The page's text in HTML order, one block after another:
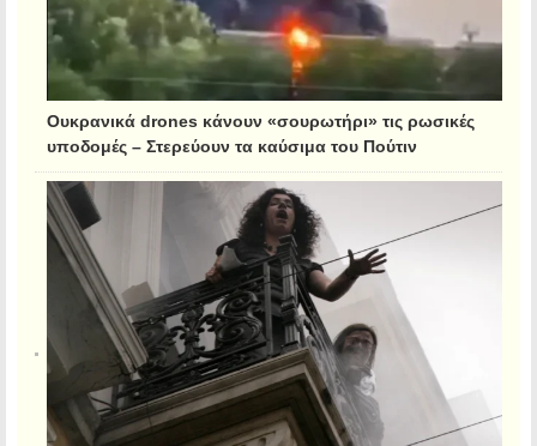
Ουκρανικά drones κάνουν «σουρωτήρι» τις ρωσικές
υποδομές – Στερεύουν τα καύσιμα του Πούτιν